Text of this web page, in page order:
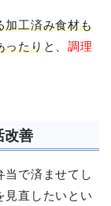
加工済み食材も
ったりと、調理
改善
当で済ませてし
見直したいとい